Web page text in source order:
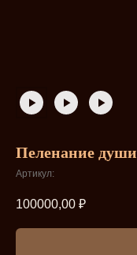
Пеленание души
Артикул:
100000,00 ₽